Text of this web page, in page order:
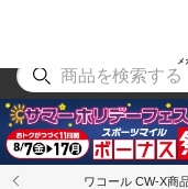
メ
アウ
ワコール CW-X商